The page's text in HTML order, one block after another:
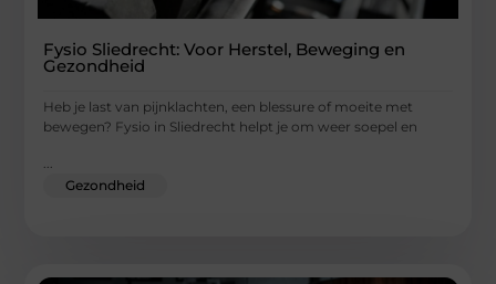
Fysio Sliedrecht: Voor Herstel, Beweging en
Gezondheid
Heb je last van pijnklachten, een blessure of moeite met
bewegen? Fysio in Sliedrecht helpt je om weer soepel en
Gezondheid